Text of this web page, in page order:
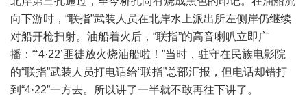
向下游时，“联指”武装人员在北岸水上派出所左侧岸仍继续
对船开枪扫射。油船着火后，“联指”的高音喇叭立即广
播：“‘4·22’匪徒放火烧油船啦！”当时，驻守在民族电影院
的“联指”武装人员打电话给“联指”总部汇报，但电话却错打
到“4·22”一方去。所以讲了一半就不敢再往下讲了。